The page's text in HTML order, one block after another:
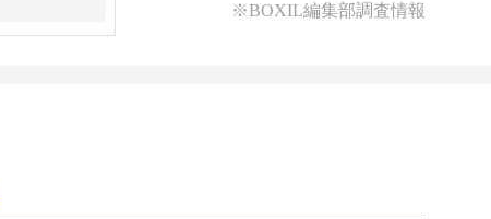
※BOXIL編集部調査情報